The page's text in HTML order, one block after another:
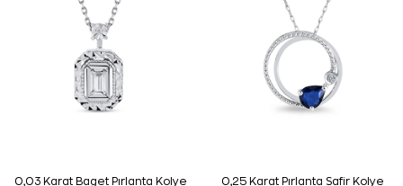
0,03 Karat Baget Pırlanta Kolye 0,25 Karat Pırlanta Safir Kolye